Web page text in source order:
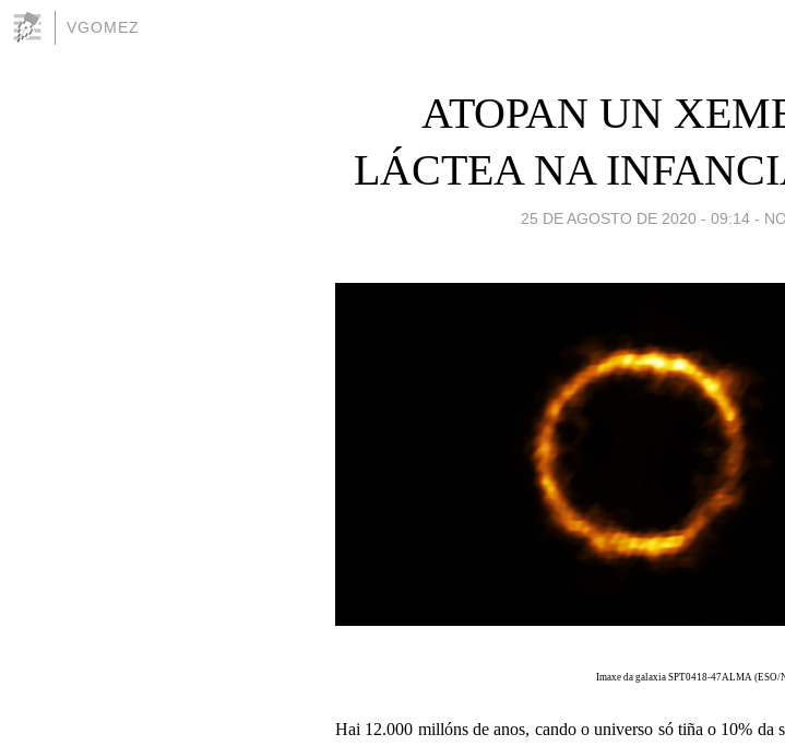
VGOMEZ
ATOPAN UN
LÁCTEA NA
25 DE AGOSTO DE 2020 - 09:14 -
Imaxe da galaxia SPT0418-47ALMA (ESO/
Hai 12.000 millóns de anos, cando o universo só tiña o 10% da